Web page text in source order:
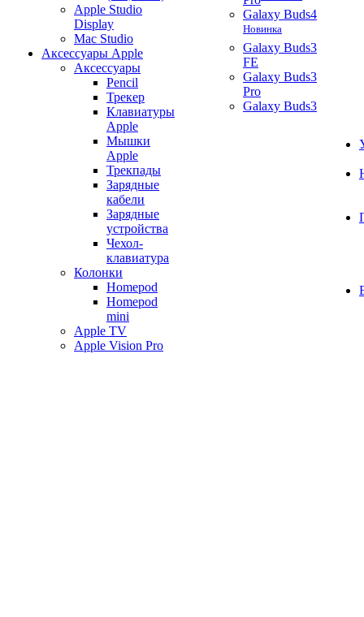
Apple Studio
Display
Mac Studio
Аксессуары Apple
Аксессуары
Pencil
Трекер
Клавиатуры
Apple
Мышки
Apple
Трекпады
Зарядные
кабели
Зарядные
устройства
Чехол-
клавиатура
Колонки
Homepod
Homepod
mini
Apple TV
Apple Vision Pro
Galaxy Buds4
Новинка
Galaxy Buds3
FE
Galaxy Buds3
Pro
Galaxy Buds3